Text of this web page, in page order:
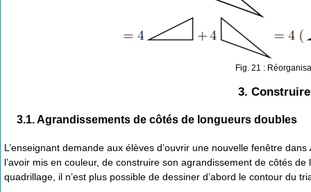
Fig. 21 :
3.
3.1. Agrandissements de côtés de longueurs doubles
L’enseignant demande aux élèves d’ouvrir une nouvelle fenêtre dans
l’avoir mis en couleur, de construire son agrandissement de côtés
quadrillage, il n’est plus possible de dessiner d’abord le contour du